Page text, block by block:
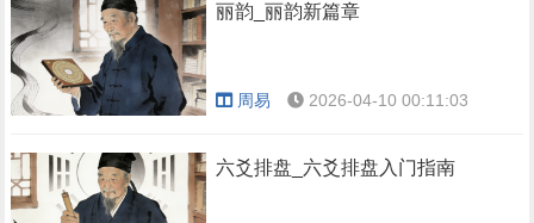
丽韵_丽韵新篇章
周易 2026-04-10 00:11:03
六爻排盘_六爻排盘入门指南